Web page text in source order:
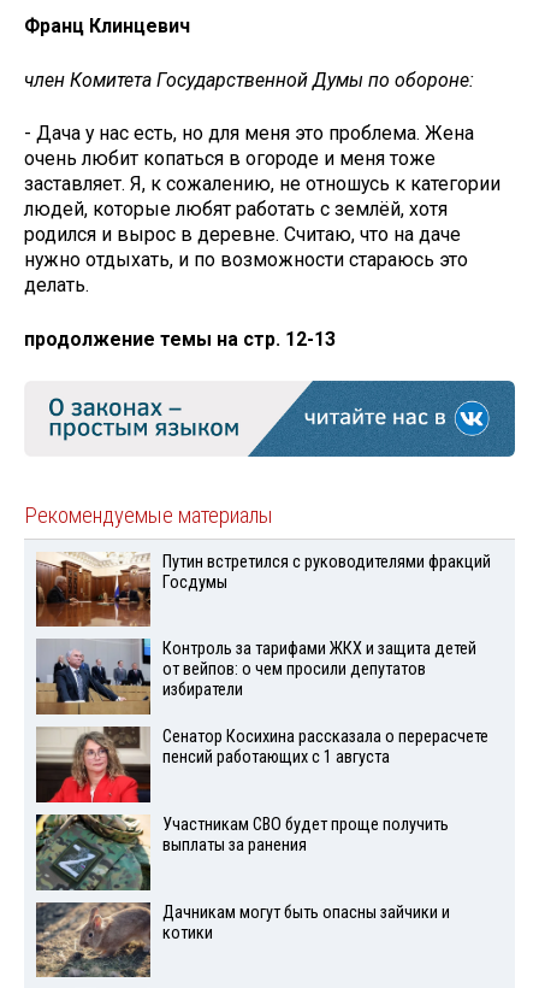
Франц Клинцевич
член Комитета Государственной Думы по обороне:
- Дача у нас есть, но для меня это проблема. Жена
очень любит копаться в огороде и меня тоже
заставляет. Я, к сожалению, не отношусь к категории
людей, которые любят работать с землёй, хотя
родился и вырос в деревне. Считаю, что на даче
нужно отдыхать, и по возможности стараюсь это
делать.
продолжение темы на стр. 12-13
Рекомендуемые материалы
Путин встретился с руководителями фракций
Госдумы
Контроль за тарифами ЖКХ и защита детей
от вейпов: о чем просили депутатов
избиратели
Сенатор Косихина рассказала о перерасчете
пенсий работающих с 1 августа
Участникам СВО будет проще получить
выплаты за ранения
Дачникам могут быть опасны зайчики и
котики